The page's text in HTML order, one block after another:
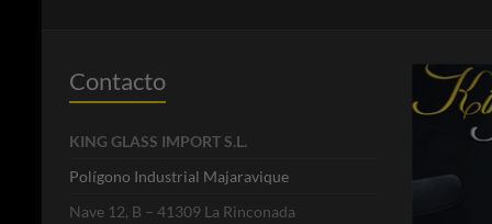
Contacto
KING GLASS IMPORT S.L.
Polígono Industrial Majaravique
Nave 12, B – 41309 La Rinconada